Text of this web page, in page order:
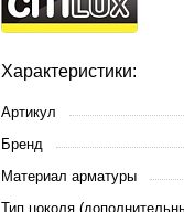
Характеристики:
Артикул
Бренд
Материал арматуры
Тип цоколя